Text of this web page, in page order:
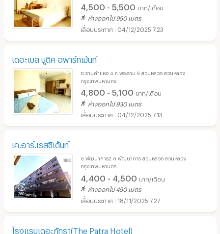
4,500 - 5,500 บาท/เดือน
ห่างออกไป 950 เมตร
04/12/2025 7:23
เดอะเบส บูติค อพาร์ทเม้นท์
ซ.รามคำแหง 4 ถ.พระราม 9 สวนหลวง สวนหลวง
กรุงเทพมหานคร
4,800 - 5,100 บาท/เดือน
ห่างออกไป 930 เมตร
04/12/2025 7:13
เค.อาร์.เรสซิเด้นท์
ซ.พัฒนาการ2 ถ.พัฒนาการ สวนหลวง สวนหลวง
กรุงเทพมหานคร
4,400 - 4,500 บาท/เดือน
ห่างออกไป 450 เมตร
18/11/2025 7:27
โรงแรมเดอะภัทรา(The Patra Hotel)